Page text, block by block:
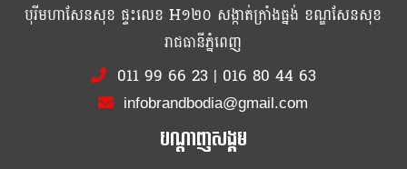
បុរីមហាសែនសុខ ផ្ទះលេខ H១២០ សង្កាត់ក្រាំងធ្នង់ ខណ្ឌសែនសុខ
រាជធានីភ្នំពេញ
011 99 66 23| 016 80 44 63
infobrandbodia@gmail.com
បណ្ដាញសង្គម